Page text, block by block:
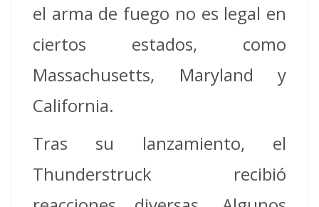
el arma de fuego no es legal en
ciertos estados, como
Massachusetts, Maryland y
California.
Tras su lanzamiento, el
Thunderstruck recibió